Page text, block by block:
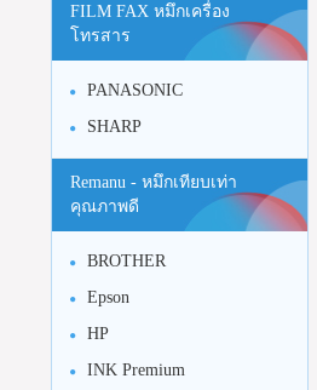
FILM FAX หมึกเครื่อง
โทรสาร
PANASONIC
SHARP
Remanu - หมึกเทียบเท่า
คุณภาพดี
BROTHER
Epson
HP
INK Premium